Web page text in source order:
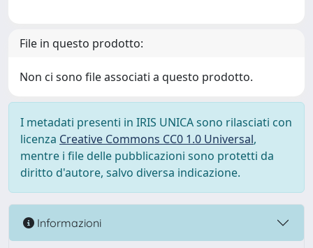
File in questo prodotto:
Non ci sono file associati a questo prodotto.
I metadati presenti in IRIS UNICA sono rilasciati con
licenza Creative Commons CC0 1.0 Universal,
mentre i file delle pubblicazioni sono protetti da
diritto d'autore, salvo diversa indicazione.
Informazioni